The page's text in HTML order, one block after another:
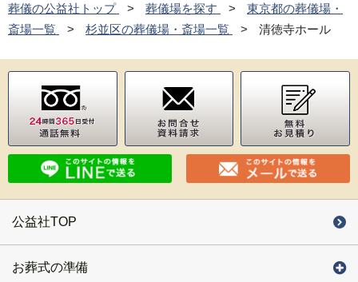
葬儀の公益社トップ 葬儀場を探す
東京都の葬儀場・
斎場一覧
杉並区の葬儀場・斎場一覧 清徳寺ホール
公益社TOP
お葬式の準備